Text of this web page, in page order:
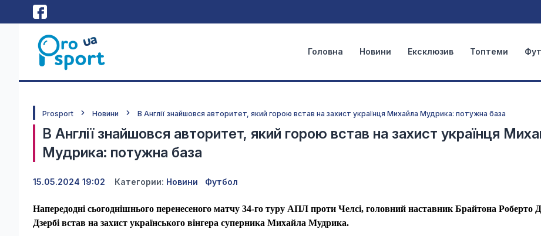
Головна Новини Ексклюзив Топтеми
Prosport Новини В Англії знайшовся авторитет, який горою встав на захист українця Михайла Мудрика: потужна база
В Англії знайшовся авторитет, який горою встав на захист українця
Мудрика: потужна база
15.05.2024 19:02 Категории: Новини Футбол
Напередодні сьогоднішнього перенесеного матчу 34-го туру АПЛ проти Челсі, головний наставник Брайтона Роберто
Дзербі встав на захист українського вінгера суперника Михайла Мудрика.